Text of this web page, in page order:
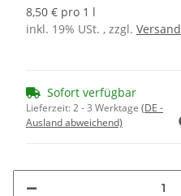
8,50 € pro 1 l
inkl. 19% USt. , zzgl. Versand
Sofort verfügbar
Lieferzeit:2 - 3 Werktage (DE -
Ausland abweichend)